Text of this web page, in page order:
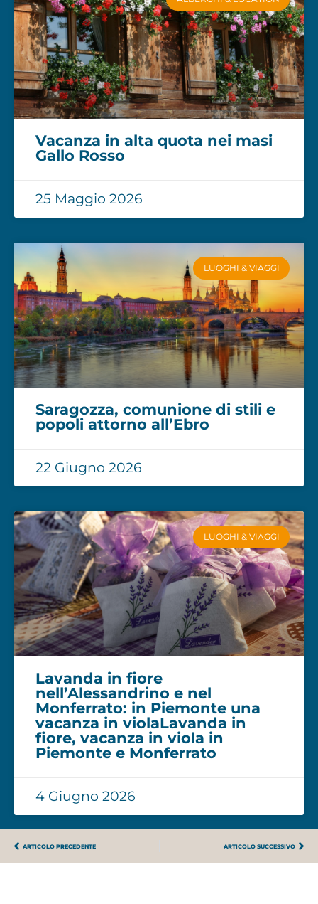
Vacanza in alta quota nei masi
Gallo Rosso
25 Maggio 2026
LUOGHI & VIAGGI
Saragozza, comunione di stili e
popoli attorno all’Ebro
22 Giugno 2026
LUOGHI & VIAGGI
Lavanda in fiore
nell’Alessandrino e nel
Monferrato: in Piemonte una
vacanza in violaLavanda in
fiore, vacanza in viola in
Piemonte e Monferrato
4 Giugno 2026
ARTICOLO PRECEDENTE ARTICOLO SUCCESSIVO